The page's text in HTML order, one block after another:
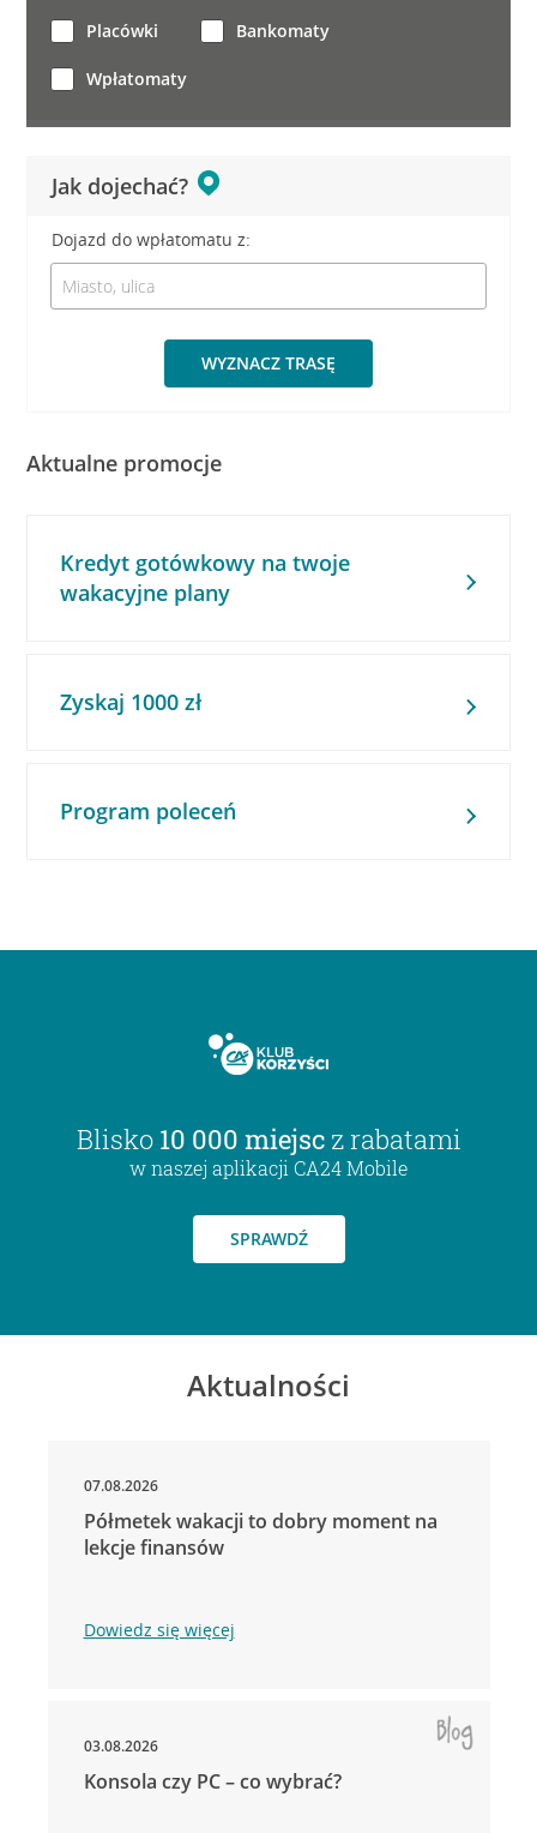
Jak dojechać?
Dojazd do wpłatomatu z:
WYZNACZ TRASĘ
Placówki Bankomaty
Wpłatomaty
Aktualne promocje
Kredyt gotówkowy na twoje
wakacyjne plany
Zyskaj 1000 zł
Program poleceń
Blisko 10 000 miejsc z rabatami
w naszej aplikacji CA24 Mobile
SPRAWDŹ
Aktualności
07.08.2026
Półmetek wakacji to dobry moment na
lekcje finansów
Dowiedz się więcej
03.08.2026
Konsola czy PC – co wybrać?